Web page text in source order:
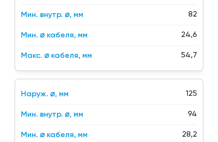
82
24,6
54,7
125
94
28,2